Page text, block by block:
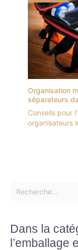
Organisation
séparateurs
Conseils pour
organisateurs
Dans la
l’emballage